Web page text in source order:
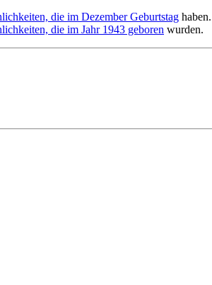
die im Dezember Geburtstag haben.
die im Jahr 1943 geboren wurden.